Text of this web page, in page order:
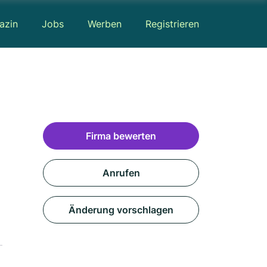
Jobs Werben Registrieren
Firma bewerten
Anrufen
Änderung vorschlagen